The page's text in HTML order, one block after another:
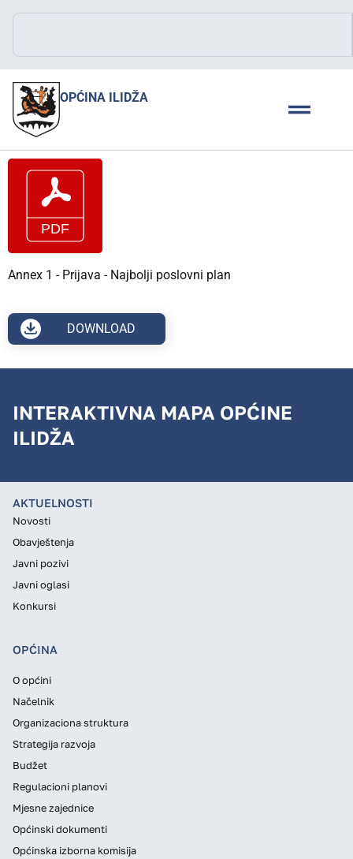
OPĆINA ILIDŽA
Annex 1 - Prijava - Najbolji poslovni plan
DOWNLOAD
INTERAKTIVNA MAPA OPĆINE
ILIDŽA
AKTUELNOSTI
Novosti
Obavještenja
Javni pozivi
Javni oglasi
Konkursi
OPĆINA
O općini
Načelnik
Organizaciona struktura
Strategija razvoja
Budžet
Regulacioni planovi
Mjesne zajednice
Općinski dokumenti
Općinska izborna komisija